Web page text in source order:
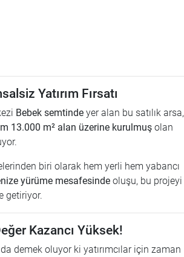
Yatırım Fırsatı
Bebek semtinde yer alan bu satılık arsa,
13.000 m² alan üzerine kurulmuş olan
biri olarak hem yerli hem yabancı
yürüme mesafesinde oluşu, bu projeyi
getiriyor.
Kazancı Yüksek!
demek oluyor ki yatırımcılar için zaman